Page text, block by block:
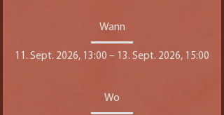
Wann
11. Sept. 2026, 13:00 – 13. Sept. 2026, 15:00
Wo